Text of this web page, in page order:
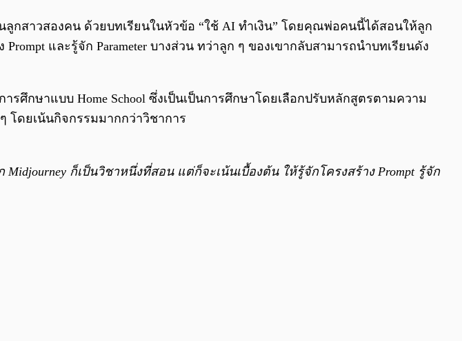
0:00 0:00
ลูกสาวสองคน ด้วยบทเรียนในหัวข้อ “ใช้ AI ทำเงิน” โดยคุณพ่อคนนี้ได้สอนให้ลูก
และรู้จัก Parameter บางส่วน ทว่าลูก ๆ ของเขากลับสามารถนำบทเรียนดัง
ศึกษาแบบ Home School ซึ่งเป็นเป็นการศึกษาโดยเลือกปรับหลักสูตรตามความ
โดยเน้นกิจกรรมมากกว่าวิชาการ
ก็เป็นวิชาหนึ่งที่สอน แต่ก็จะเน้นเบื้องต้น ให้รู้จักโครงสร้าง Prompt รู้จัก